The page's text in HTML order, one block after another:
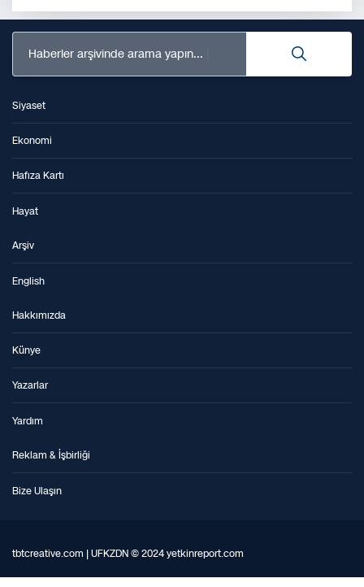
Haberler arşivinde arama yapın...
Siyaset
Ekonomi
Hafıza Kartı
Hayat
Arşiv
English
Hakkımızda
Künye
Yazarlar
Yardım
Reklam & İşbirliği
Bize Ulaşın
tbtcreative.com | UFKZDN © 2024 yetkinreport.com